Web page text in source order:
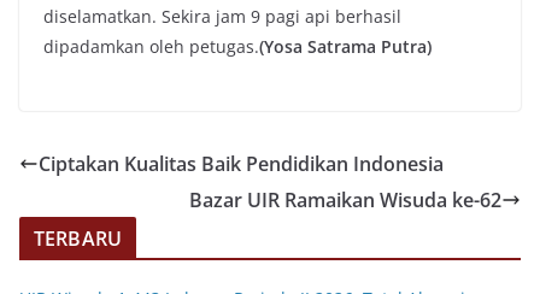
diselamatkan. Sekira jam 9 pagi api berhasil
dipadamkan oleh petugas.(Yosa Satrama Putra)
Ciptakan Kualitas Baik Pendidikan Indonesia
Bazar UIR Ramaikan Wisuda ke-62
TERBARU